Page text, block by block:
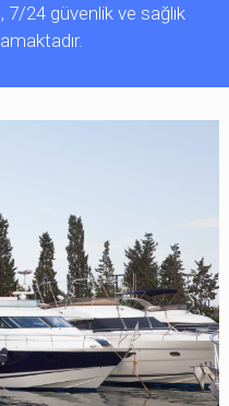
7/24 güvenlik ve sağlık